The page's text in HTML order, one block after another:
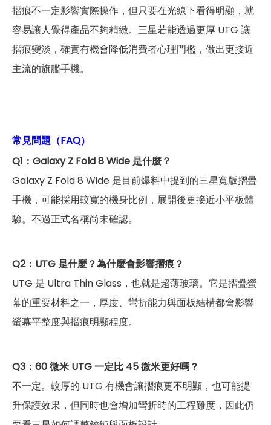
摺痕不一定影響實際操作，但只要在光線下看得明顯，就
容易讓人覺得產品不夠精緻。三星若能透過更厚 UTG 讓
摺痕變淡，確實有機會降低消費者心理門檻，做出更接近
主流的旗艦手機。
常見問題（FAQ）
Q1：Galaxy Z Fold 8 Wide 是什麼？
Galaxy Z Fold 8 Wide 是目前爆料中提到的三星寬版摺疊
手機，可能採用較寬的機身比例，展開後更接近小平板體
驗。不過正式名稱尚未確認。
Q2：UTG 是什麼？為什麼會影響摺痕？
UTG 是 Ultra Thin Glass，也就是超薄玻璃。它是摺疊螢
幕的重要材料之一，厚度、彎折能力與面板結構都會影響
螢幕平整度與摺痕明顯程度。
Q3：60 微米 UTG 一定比 45 微米更好嗎？
不一定。較厚的 UTG 有機會讓摺痕更不明顯，也可能提
升保護效果，但同時也會增加彎折時的工程難度，因此仍